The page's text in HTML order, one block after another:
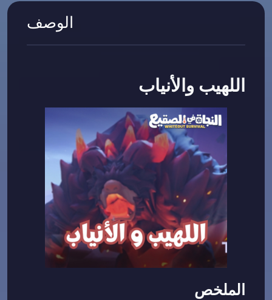
الوصف
اللهيب والأنياب
الملخص